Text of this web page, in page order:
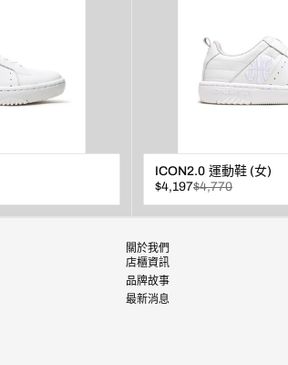
ICON2.0 運動鞋 (女)
已
折
扣
$4,197
原
價
$4,770
關於我們
店櫃資訊
品牌故事
最新消息